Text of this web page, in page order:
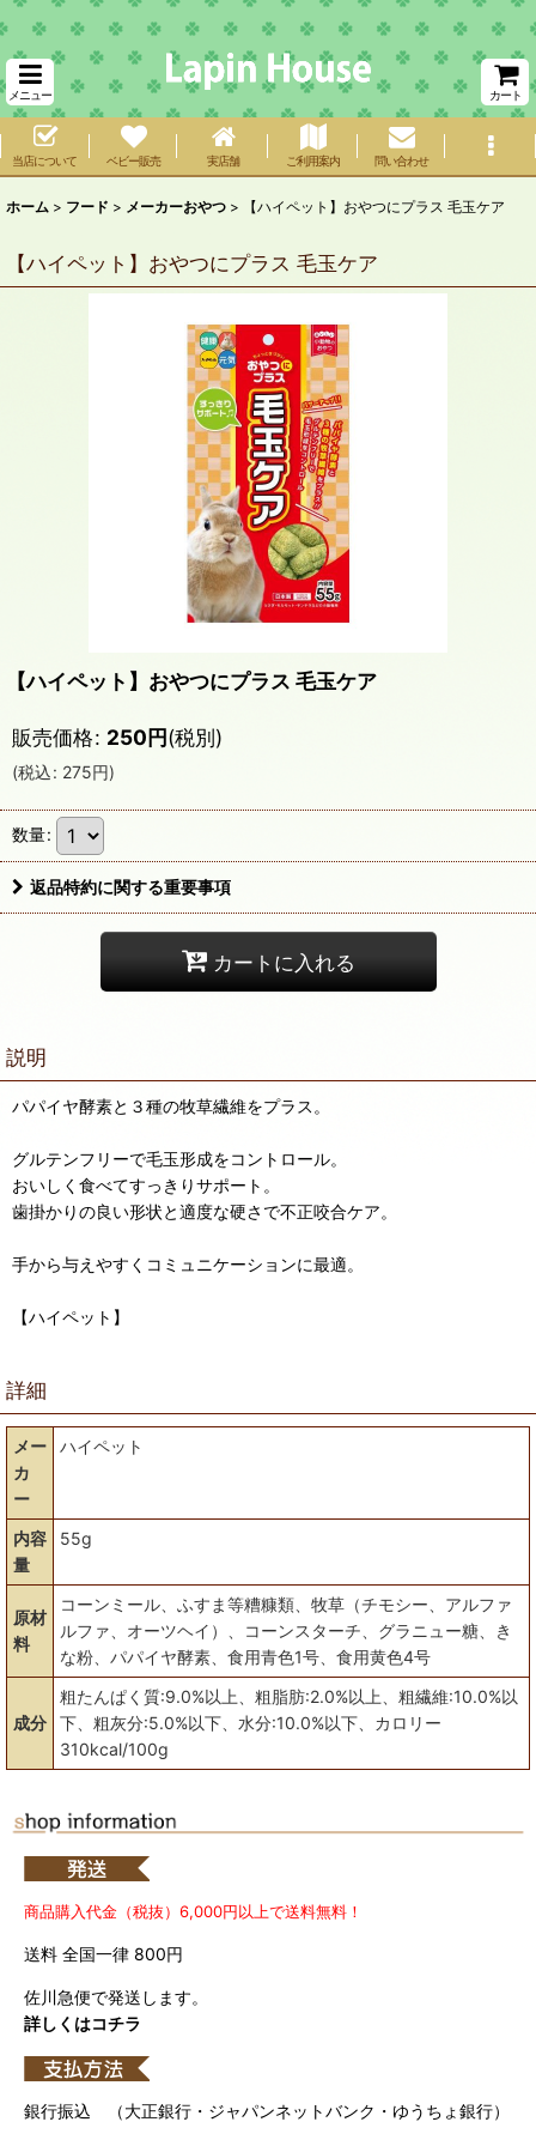
メニュー カート
当店について ベビー販売 実店舗 ご利用案内 問い合わせ
ホーム > フード > メーカーおやつ > 【ハイペット】おやつにプラス 毛玉ケア
【ハイペット】おやつにプラス 毛玉ケア
【ハイペット】おやつにプラス 毛玉ケア
販売価格: 250円(税別)
(税込: 275円)
数量:
返品特約に関する重要事項
カートに入れる
説明
パパイヤ酵素と３種の牧草繊維をプラス。
グルテンフリーで毛玉形成をコントロール。
おいしく食べてすっきりサポート。
歯掛かりの良い形状と適度な硬さで不正咬合ケア。
手から与えやすくコミュニケーションに最適。
【ハイペット】
詳細
メー
カ
ー
ハイペット
内容
量
55g
原材
料
コーンミール、ふすま等糟糠類、牧草（チモシー、アルファ
ルファ、オーツヘイ）、コーンスターチ、グラニュー糖、き
な粉、パパイヤ酵素、食用青色1号、食用黄色4号
成分
粗たんぱく質:9.0%以上、粗脂肪:2.0%以上、粗繊維:10.0%以
下、粗灰分:5.0%以下、水分:10.0%以下、カロリー
310kcal/100g
商品購入代金（税抜）6,000円以上で送料無料！
送料 全国一律 800円
佐川急便で発送します。
詳しくはコチラ
銀行振込 （大正銀行・ジャパンネットバンク・ゆうちょ銀行）